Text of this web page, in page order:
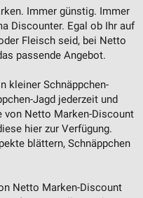
Immer günstig. Immer
Discounter. Egal ob Ihr auf
Fleisch seid, bei Netto
passende Angebot.
kleiner Schnäppchen-
Jagd jederzeit und
von Netto Marken-Discount
hier zur Verfügung.
blättern, Schnäppchen
Netto Marken-Discount